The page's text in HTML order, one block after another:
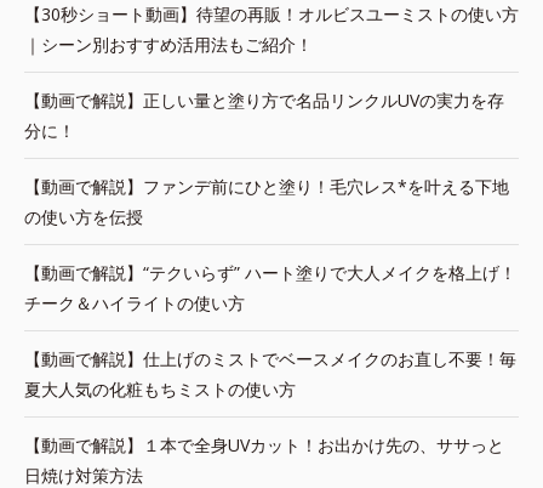
【30秒ショート動画】待望の再販！オルビスユーミストの使い方
｜シーン別おすすめ活用法もご紹介！
【動画で解説】正しい量と塗り方で名品リンクルUVの実力を存
分に！
【動画で解説】ファンデ前にひと塗り！毛穴レス*を叶える下地
の使い方を伝授
【動画で解説】“テクいらず” ハート塗りで大人メイクを格上げ！
チーク＆ハイライトの使い方
【動画で解説】仕上げのミストでベースメイクのお直し不要！毎
夏大人気の化粧もちミストの使い方
【動画で解説】１本で全身UVカット！お出かけ先の、ササっと
日焼け対策方法